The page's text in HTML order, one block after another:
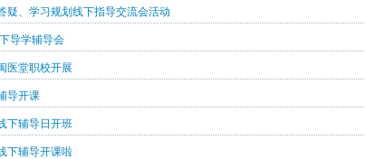
年，由原莆田市中医院杨忠锋医师创牌，
疑、学习规划线下指导交流会活动
导学辅导会
医堂职校开展
导开课
下辅导日开班
下辅导开课啦